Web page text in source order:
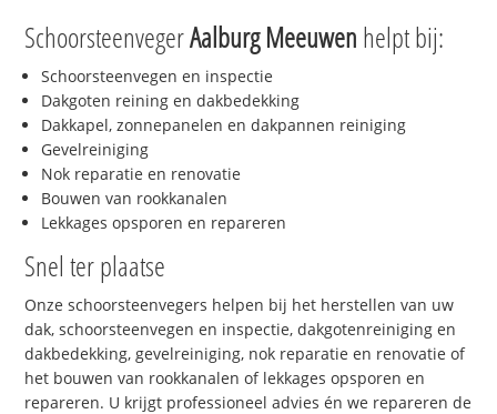
SchoorsteenvegerAalburg Meeuwen helpt bij:
Schoorsteenvegen en inspectie
Dakgoten reining en dakbedekking
Dakkapel, zonnepanelen en dakpannen reiniging
Gevelreiniging
Nok reparatie en renovatie
Bouwen van rookkanalen
Lekkages opsporen en repareren
Snel ter plaatse
Onze schoorsteenvegers helpen bij het herstellen van uw
dak, schoorsteenvegen en inspectie, dakgotenreiniging en
dakbedekking, gevelreiniging, nok reparatie en renovatie of
het bouwen van rookkanalen of lekkages opsporen en
repareren. U krijgt professioneel advies én we repareren de